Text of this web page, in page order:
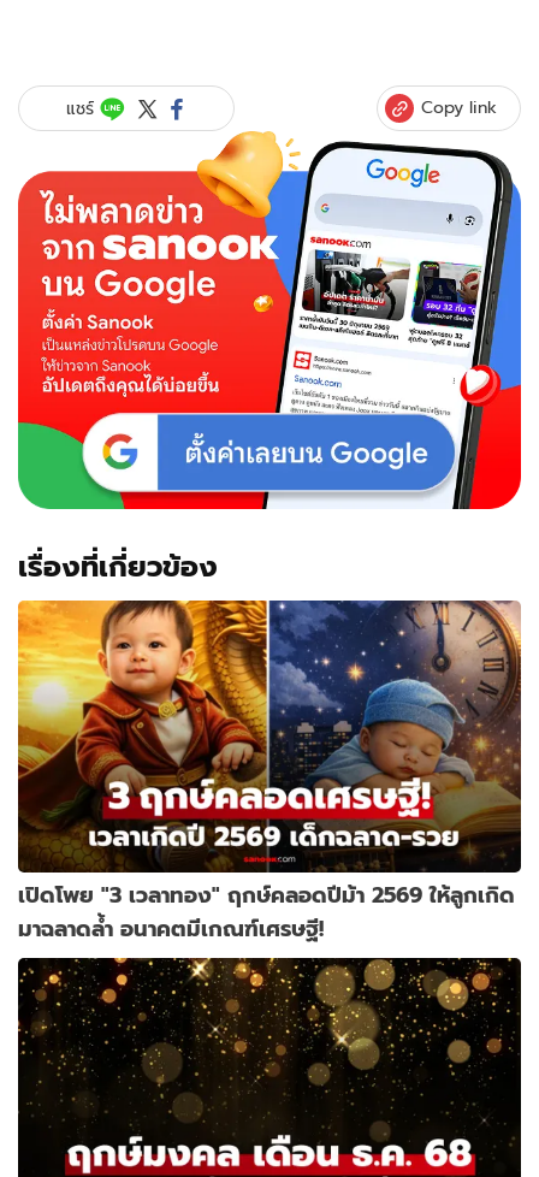
แชร์ Copy link
เรื่องที่เกี่ยวข้อง
เปิดโพย "3 เวลาทอง" ฤกษ์คลอดปีม้า 2569 ให้ลูกเกิด
มาฉลาดล้ำ อนาคตมีเกณฑ์เศรษฐี!